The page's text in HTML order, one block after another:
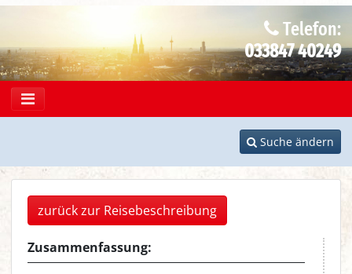
Telefon:
033847 40249
Suche ändern
zurück zur Reisebeschreibung